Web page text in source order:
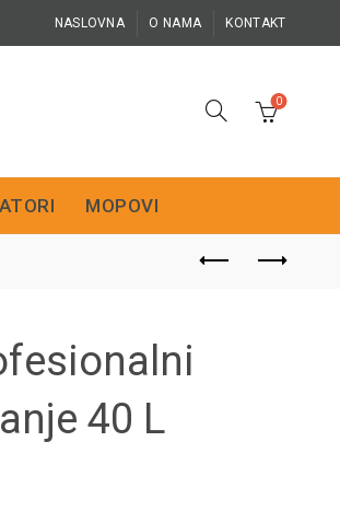
NASLOVNA O NAMA KONTAKT
0
MOPOVI
40 L